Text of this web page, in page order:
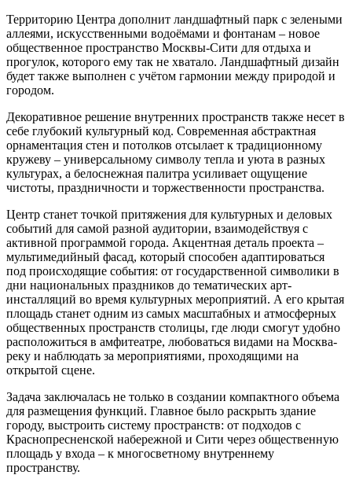
Территорию Центра дополнит ландшафтный парк с зелеными
аллеями, искусственными водоёмами и фонтанам – новое
общественное пространство Москвы-Сити для отдыха и
прогулок, которого ему так не хватало. Ландшафтный дизайн
будет также выполнен с учётом гармонии между природой и
городом.
Декоративное решение внутренних пространств также несет в
себе глубокий культурный код. Современная абстрактная
орнаментация стен и потолков отсылает к традиционному
кружеву – универсальному символу тепла и уюта в разных
культурах, а белоснежная палитра усиливает ощущение
чистоты, праздничности и торжественности пространства.
Центр станет точкой притяжения для культурных и деловых
событий для самой разной аудитории, взаимодействуя с
активной программой города. Акцентная деталь проекта –
мультимедийный фасад, который способен адаптироваться
под происходящие события: от государственной символики в
дни национальных праздников до тематических арт-
инсталляций во время культурных мероприятий. А его крытая
площадь станет одним из самых масштабных и атмосферных
общественных пространств столицы, где люди смогут удобно
расположиться в амфитеатре, любоваться видами на Москва-
реку и наблюдать за мероприятиями, проходящими на
открытой сцене.
Задача заключалась не только в создании компактного объема
для размещения функций. Главное было раскрыть здание
городу, выстроить систему пространств: от подходов с
Краснопресненской набережной и Сити через общественную
площадь у входа – к многосветному внутреннему
пространству.